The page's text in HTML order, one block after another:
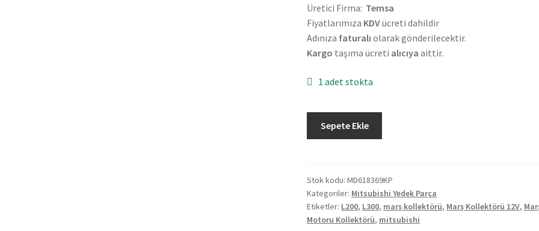
Üretici Firma: Temsa
Fiyatlarımıza KDVücreti dahildir
Adınıza faturalı olarak gönderilecektir.
Kargo taşıma ücreti alıcıya aittir.
1 adet stokta
Marş
Kollektörü
12
V
Sepete Ekle
Stok kodu:MD618369KP
Kategoriler: Mitsubishi Yedek Parça
Etiketler: L200, L300, marş kollektörü, Marş Kollektörü 12V,
Motoru Kollektörü, mitsubishi